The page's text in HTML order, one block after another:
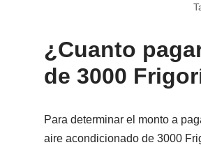
¿Cuanto
de 3000
Para determinar el monto a
aire acondicionado de 3000